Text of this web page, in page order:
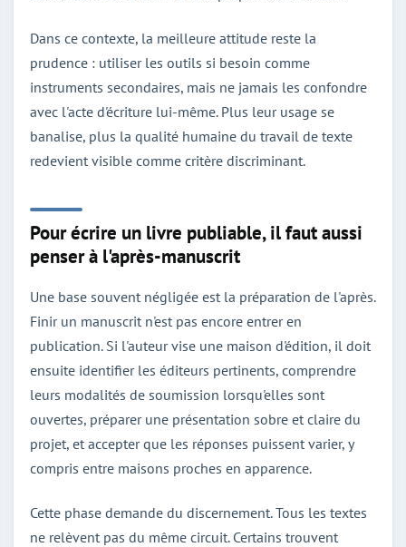
Dans ce contexte, la meilleure attitude reste la
prudence : utiliser les outils si besoin comme
instruments secondaires, mais ne jamais les confondre
avec l'acte d'écriture lui-même. Plus leur usage se
banalise, plus la qualité humaine du travail de texte
redevient visible comme critère discriminant.
Pour écrire un livre publiable, il faut aussi
penser à l'après-manuscrit
Une base souvent négligée est la préparation de l'après.
Finir un manuscrit n'est pas encore entrer en
publication. Si l'auteur vise une maison d'édition, il doit
ensuite identifier les éditeurs pertinents, comprendre
leurs modalités de soumission lorsqu'elles sont
ouvertes, préparer une présentation sobre et claire du
projet, et accepter que les réponses puissent varier, y
compris entre maisons proches en apparence.
Cette phase demande du discernement. Tous les textes
ne relèvent pas du même circuit. Certains trouvent